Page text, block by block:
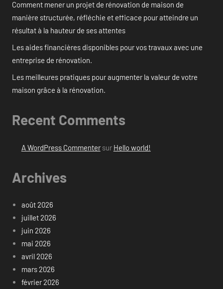
Comment mener un projet de rénovation de maison de
manière structurée, réfléchie et efficace pour atteindre un
résultat à la hauteur de ses attentes
Les aides financières disponibles pour vos travaux avec une
entreprise de rénovation.
Les meilleures pratiques pour augmenter la valeur de votre
maison grâce à la rénovation.
Recent Comments
A WordPress Commentersur Hello world!
Archives
août 2026
juillet 2026
juin 2026
mai 2026
avril 2026
mars 2026
février 2026